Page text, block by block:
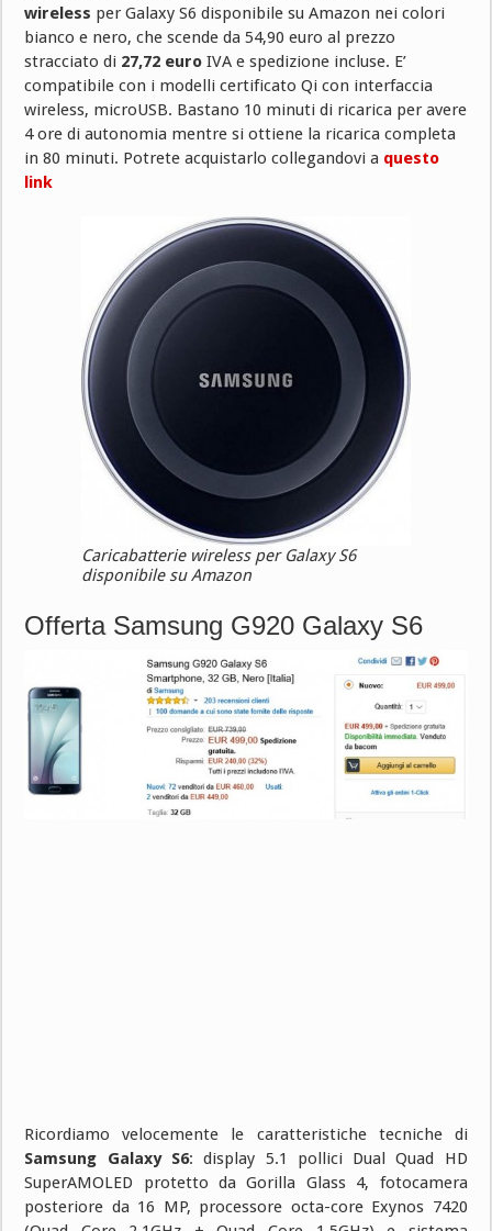
wireless per Galaxy S6 disponibile su Amazon nei colori
bianco e nero, che scende da 54,90 euro al prezzo
stracciato di 27,72 euro IVA e spedizione incluse. E’
compatibile con i modelli certificato Qi con interfaccia
wireless, microUSB. Bastano 10 minuti di ricarica per avere
4 ore di autonomia mentre si ottiene la ricarica completa
in 80 minuti. Potrete acquistarlo collegandovi a questo
link
Caricabatterie wireless per Galaxy S6
disponibile su Amazon
Offerta Samsung G920 Galaxy S6
Ricordiamo velocemente le caratteristiche tecniche di
Samsung Galaxy S6: display 5.1 pollici Dual Quad HD
SuperAMOLED protetto da Gorilla Glass 4, fotocamera
posteriore da 16 MP, processore octa-core Exynos 7420